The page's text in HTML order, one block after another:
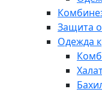
Защита
Одежда